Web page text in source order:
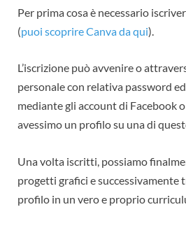
Per prima cosa è necessario
(puoi scoprire Canva da qui).
L’iscrizione può avvenire o
personale con relativa password
mediante gli account di Facebook
avessimo un profilo su una di
Una volta iscritti, possiamo
progetti grafici e successivamente
profilo in un vero e proprio